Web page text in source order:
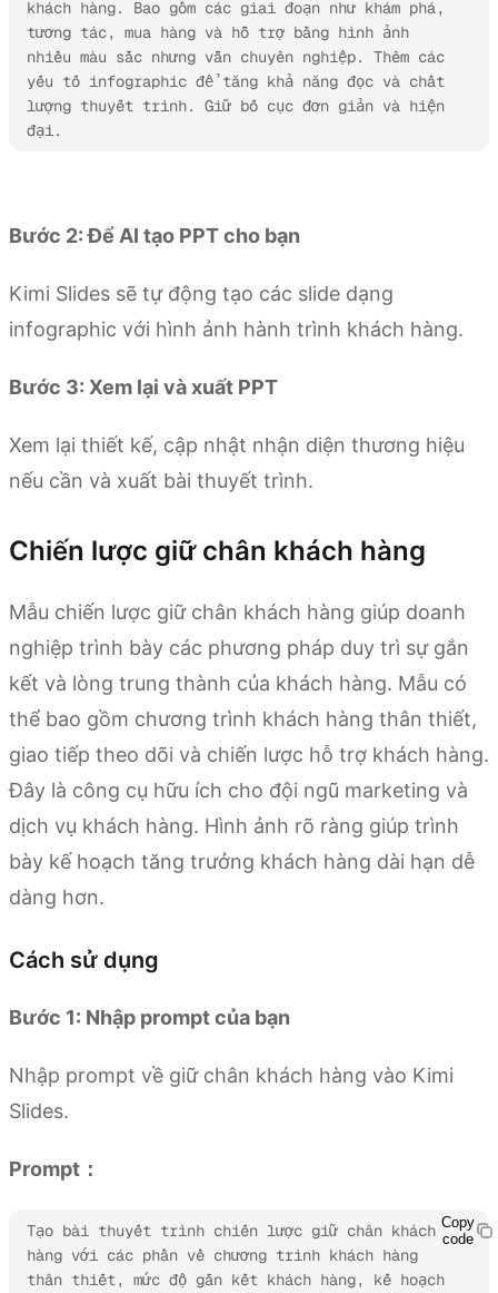
khách hàng. Bao gồm các giai đoạn như khám phá,
tương tác, mua hàng và hỗ trợ bằng hình ảnh
nhiều màu sắc nhưng vẫn chuyên nghiệp. Thêm các
yếu tố infographic để tăng khả năng đọc và chất
lượng thuyết trình. Giữ bố cục đơn giản và hiện
đại.
Bước 2: Để AI tạo PPT cho bạn
Kimi Slides sẽ tự động tạo các slide dạng
infographic với hình ảnh hành trình khách hàng.
Bước 3: Xem lại và xuất PPT
Xem lại thiết kế, cập nhật nhận diện thương hiệu
nếu cần và xuất bài thuyết trình.
Chiến lược giữ chân khách hàng
Mẫu chiến lược giữ chân khách hàng giúp doanh
nghiệp trình bày các phương pháp duy trì sự gắn
kết và lòng trung thành của khách hàng. Mẫu có
thể bao gồm chương trình khách hàng thân thiết,
giao tiếp theo dõi và chiến lược hỗ trợ khách hàng.
Đây là công cụ hữu ích cho đội ngũ marketing và
dịch vụ khách hàng. Hình ảnh rõ ràng giúp trình
bày kế hoạch tăng trưởng khách hàng dài hạn dễ
dàng hơn.
Cách sử dụng
Bước 1: Nhập prompt của bạn
Nhập prompt về giữ chân khách hàng vào Kimi
Slides.
Prompt：
Tạo bài thuyết trình chiến lược giữ chân khách
hàng với các phần về chương trình khách hàng
thân thiết, mức độ gắn kết khách hàng, kế hoạch
Copy
code